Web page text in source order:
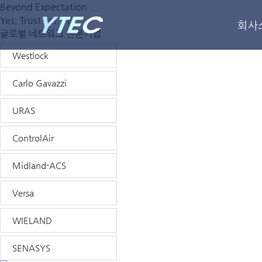
회사
Beyond Expectation
Yes, Trust us! YT
글로벌 네트워크 전문기업
Westlock
Carlo Gavazzi
URAS
ControlAir
Midland-ACS
Versa
WIELAND
SENASYS